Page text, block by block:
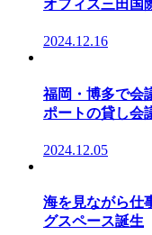
オフィス三田国
2024.12.16
福岡・博多で会
ポートの貸し会
2024.12.05
海を見ながら仕
グスペース誕生